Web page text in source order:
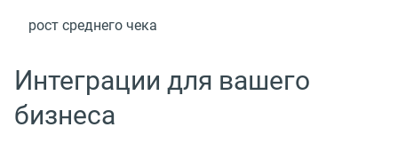
рост среднего чека
Интеграции для вашего
бизнеса